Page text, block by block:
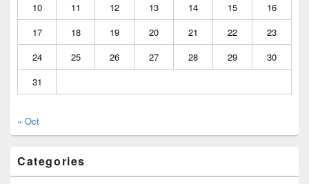
10
11 12 13 14 15
16
17
18 19 20 21 22
23
24
25 26 27 28 29
30
31
« Oct
Categories